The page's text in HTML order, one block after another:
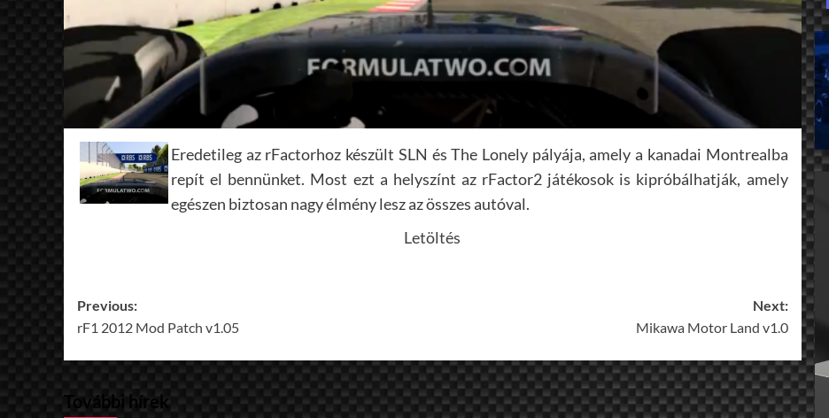
Eredetileg az rFactorhoz készült SLN és The Lonely pályája, amely a kanadai Montrealba
repít el bennünket. Most ezt a helyszínt az rFactor2 játékosok is kipróbálhatják, amely
egészen biztosan nagy élmény lesz az összes autóval.
Letöltés
Post
navigation
Previous:
rF1 2012 Mod Patch v1.05
Next:
Mikawa Motor Land v1.0
További hírek